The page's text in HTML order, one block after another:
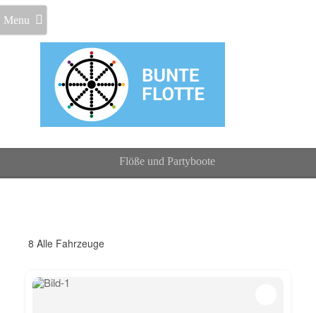
Menu
Flöße und Partyboote
8 Alle Fahrzeuge